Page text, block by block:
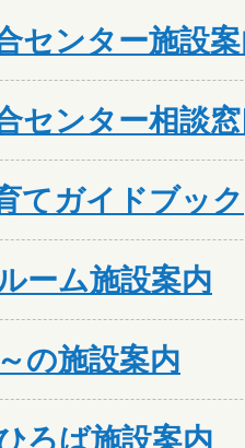
センター施設
センター相談
てガイドブック
ーム施設案内
の施設案内
ろば施設案内